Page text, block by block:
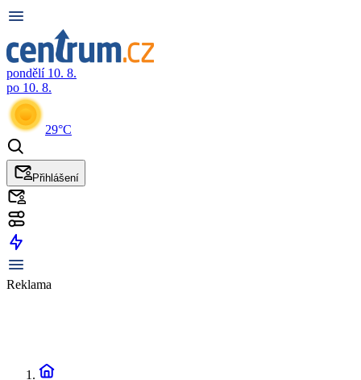
pondělí 10. 8.
po 10. 8.
29°C
Přihlášení
Reklama